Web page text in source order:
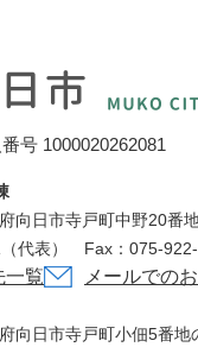
号 1000020262081
向日市寺戸町中野20番
代表）
Fax：075-922-
向日市寺戸町小佃5番地
一覧 メールでの